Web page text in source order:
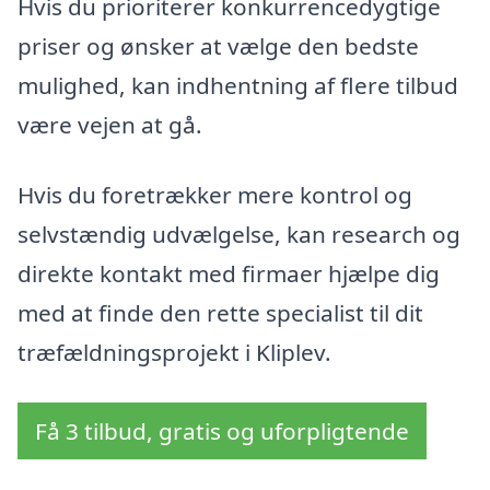
Hvis du prioriterer konkurrencedygtige
priser og ønsker at vælge den bedste
mulighed, kan indhentning af flere tilbud
være vejen at gå.
Hvis du foretrækker mere kontrol og
selvstændig udvælgelse, kan research og
direkte kontakt med firmaer hjælpe dig
med at finde den rette specialist til dit
træfældningsprojekt i Kliplev.
Få 3 tilbud, gratis og uforpligtende